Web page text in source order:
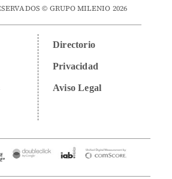
© GRUPO MILENIO 2026
Directorio
Privacidad
Aviso Legal